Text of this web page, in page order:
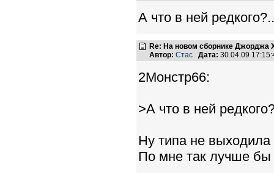
А что в ней
Re: На новом сборнике Джорджа
Автор: Стас Дата: 30.04.09
2Монстр66:
>А что в ней
Ну типа не
По мне так лучше бы